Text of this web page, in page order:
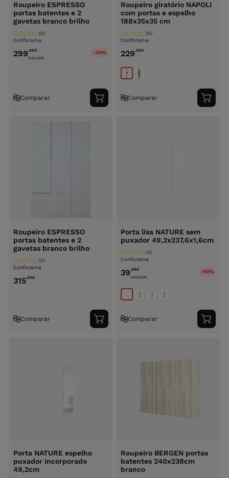
Roupeiro ESPRESSO
portas batentes e 2
gavetas branco brilho
Conforama
(0)
299,00€
375.00€
-20%
Comparar
Adicionar
ao
Roupeiro giratório NAPOLI
com portas e espelho
188x35x35 cm
Conforama
(0)
229,00€
Comparar
ao
Roupeiro ESPRESSO
portas batentes e 2
gavetas branco brilho
Conforama
(0)
315,00€
Comparar
Adicionar
ao
Porta lisa NATURE sem
puxador 49,2x237,6x1,6cm
Conforama
(0)
39,99€
499.00€
-90%
Comparar
ao
Porta NATURE espelho
puxador incorporado
49,2cm
Roupeiro BERGEN portas
batentes 240x238cm
branco